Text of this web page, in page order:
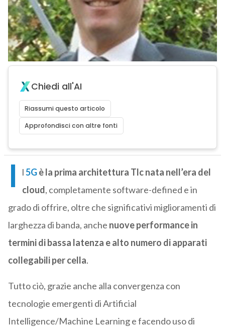
Chiedi all'AI
Riassumi questo articolo
Approfondisci con altre fonti
I l5Gè la prima architettura Tlc nata nell’era del
cloud, completamente software-defined e in
grado di offrire, oltre che significativi miglioramenti di
larghezza di banda, anche nuove performance in
termini di bassa latenza e alto numero di apparati
collegabili per cella.
Tutto ciò, grazie anche alla convergenza con
tecnologie emergenti di Artificial
Intelligence/Machine Learning e facendo uso di